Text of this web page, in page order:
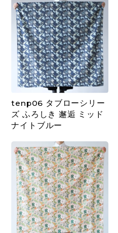
tenp06 タブローシリー
ズ ふろしき 邂逅 ミッド
ナイトブルー